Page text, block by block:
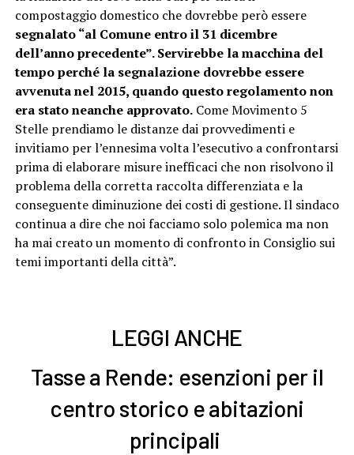
compostaggio domestico che dovrebbe però essere
segnalato “al Comune entro il 31 dicembre
dell’anno precedente”. Servirebbe la macchina del
tempo perché la segnalazione dovrebbe essere
avvenuta nel 2015, quando questo regolamento non
era stato neanche approvato.Come Movimento 5
Stelle prendiamo le distanze dai provvedimenti e
invitiamo per l’ennesima volta l’esecutivo a confrontarsi
prima di elaborare misure inefficaci che non risolvono il
problema della corretta raccolta differenziata e la
conseguente diminuzione dei costi di gestione. Il sindaco
continua a dire che noi facciamo solo polemica ma non
ha mai creato un momento di confronto in Consiglio sui
temi importanti della città”.
LEGGI ANCHE
Tasse a Rende: esenzioni per il
centro storico e abitazioni
principali